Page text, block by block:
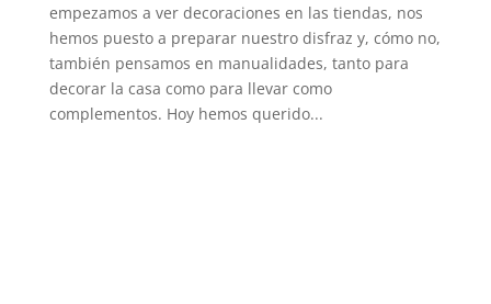
empezamos a ver decoraciones en las tiendas, nos
hemos puesto a preparar nuestro disfraz y, cómo no,
también pensamos en manualidades, tanto para
decorar la casa como para llevar como
complementos. Hoy hemos querido...